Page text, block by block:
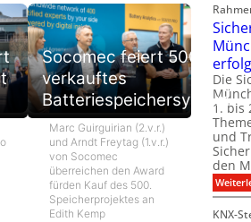
Socomec feiert 500.
verkauftes
Batteriespeichersystem
Marc Guirguirian (2.v.r.)
und Arndt Freytag (1.v.r.)
von Socomec
überreichen den Award
fürden Kauf des 500.
Speicherprojektes an
Edith Kemp
Die
1. bis
und
den
KNX-